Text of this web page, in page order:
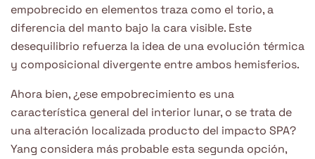
empobrecido en elementos traza como el torio, a
diferencia del manto bajo la cara visible. Este
desequilibrio refuerza la idea de una evolución térmica
y composicional divergente entre ambos hemisferios.
Ahora bien, ¿ese empobrecimiento es una
característica general del interior lunar, o se trata de
una alteración localizada producto del impacto SPA?
Yang considera más probable esta segunda opción,